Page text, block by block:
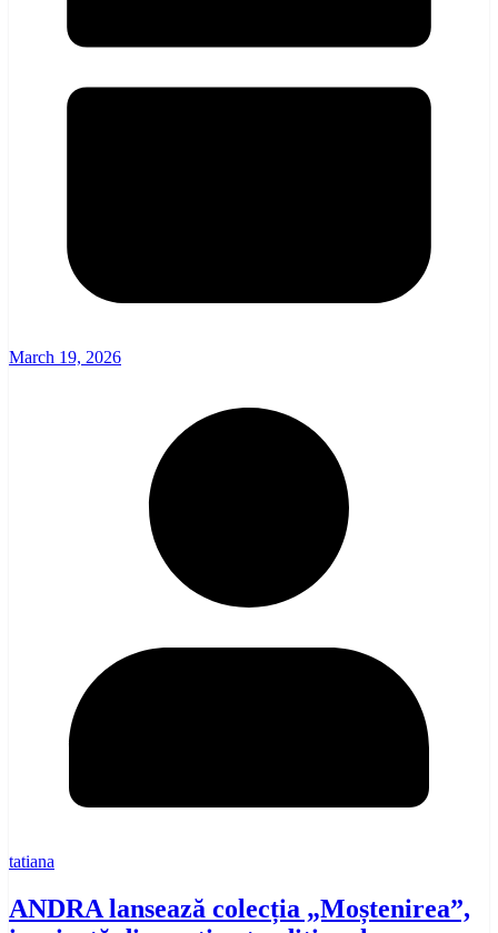
March 19, 2026
tatiana
ANDRA lansează colecția „Moștenirea”,